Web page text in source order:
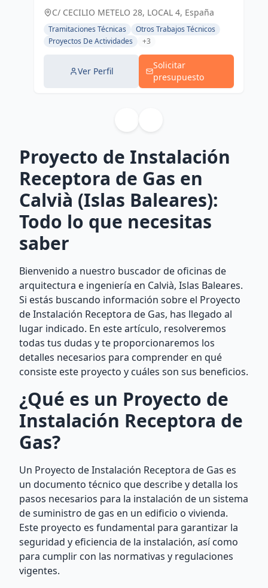
C/ CECILIO METELO 28, LOCAL 4, España
Tramitaciones Técnicas
Otros Trabajos Técnicos
Proyectos De Actividades
+3
Ver Perfil
Solicitar
presupuesto
Proyecto de Instalación
Receptora de Gas en
Calvià (Islas Baleares):
Todo lo que necesitas
saber
Bienvenido a nuestro buscador de oficinas de
arquitectura e ingeniería en Calvià, Islas Baleares.
Si estás buscando información sobre el Proyecto
de Instalación Receptora de Gas, has llegado al
lugar indicado. En este artículo, resolveremos
todas tus dudas y te proporcionaremos los
detalles necesarios para comprender en qué
consiste este proyecto y cuáles son sus beneficios.
¿Qué es un Proyecto de
Instalación Receptora de
Gas?
Un Proyecto de Instalación Receptora de Gas es
un documento técnico que describe y detalla los
pasos necesarios para la instalación de un sistema
de suministro de gas en un edificio o vivienda.
Este proyecto es fundamental para garantizar la
seguridad y eficiencia de la instalación, así como
para cumplir con las normativas y regulaciones
vigentes.